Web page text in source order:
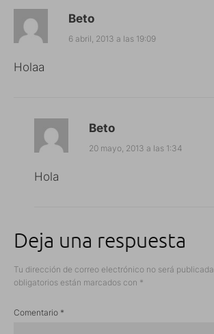
Beto
6 abril, 2013 a las 19:09
Holaa
Beto
20 mayo, 2013 a las 1:34
Hola
Deja una respuesta
Tu dirección de correo electrónico no será publicada.
obligatorios están marcados con *
Comentario *